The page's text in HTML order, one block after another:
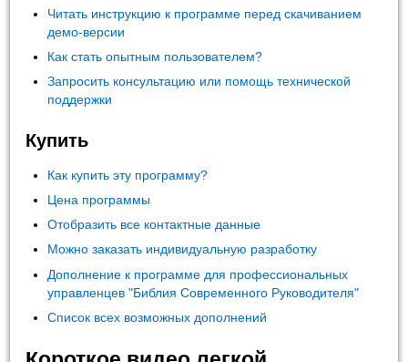
Читать инструкцию к программе перед скачиванием
демо-версии
Как стать опытным пользователем?
Запросить консультацию или помощь технической
поддержки
Купить
Как купить эту программу?
Цена программы
Отобразить все контактные данные
Можно заказать индивидуальную разработку
Дополнение к программе для профессиональных
управленцев "Библия Современного Руководителя"
Список всех возможных дополнений